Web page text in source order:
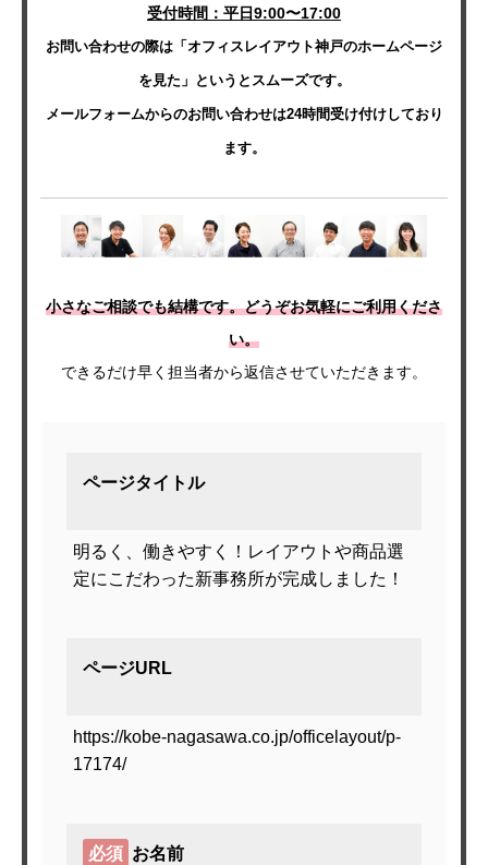
受付時間：平日9:00〜17:00
お問い合わせの際は「オフィスレイアウト神戸のホームページ
を見た」というとスムーズです。
メールフォームからのお問い合わせは24時間受け付けしており
ます。
小さなご相談でも結構です。どうぞお気軽にご利用くださ
い。
できるだけ早く担当者から返信させていただきます。
ページタイトル
明るく、働きやすく！レイアウトや商品選
定にこだわった新事務所が完成しました！
ページURL
https://kobe-nagasawa.co.jp/officelayout/p-
17174/
必須 お名前